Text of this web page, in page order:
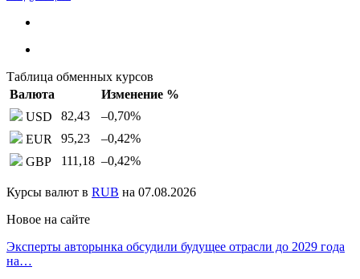
Таблица обменных курсов
Валюта
Изменение %
USD
82,43 –0,70%
EUR
95,23 –0,42%
GBP
111,18 –0,42%
Курсы валют в RUB на 07.08.2026
Новое на сайте
Эксперты авторынка обсудили будущее отрасли до 2029 года
на…